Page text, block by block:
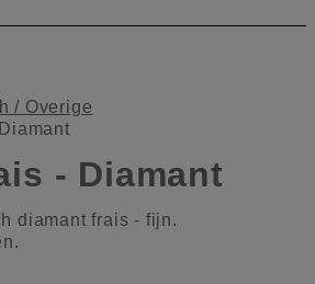
/ Overige
- Diamant
diamant frais - fijn.